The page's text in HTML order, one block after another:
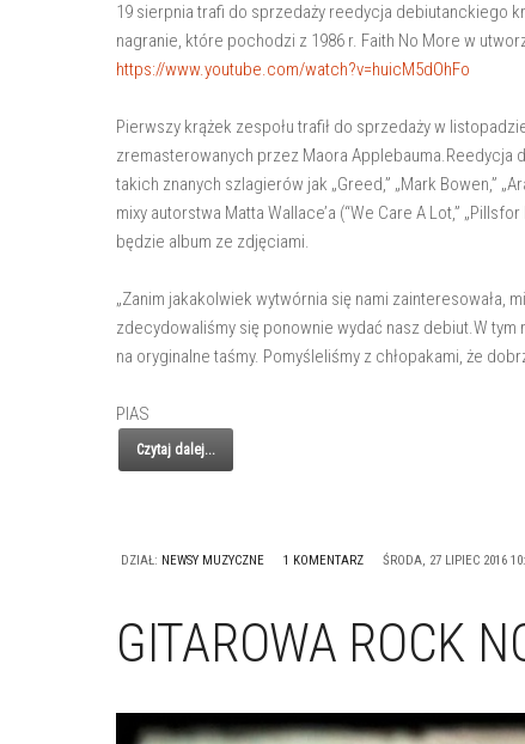
19 sierpnia trafi do sprzedaży reedycja debiutanckiego
nagranie, które pochodzi z 1986 r. Faith No More w
https://www.youtube.com/watch?v=huicM5dOhFo
Pierwszy krążek zespołu trafił do sprzedaży w
zremasterowanych przez Maora
takich znanych szlagierów jak „Greed,” „Mark Bowen,”
mixy autorstwa Matta Wallace’a (“We Care A Lot,”
będzie album ze zdjęciami.
„Zanim jakakolwiek wytwórnia się nami zainteresowała,
zdecydowaliśmy się ponownie wydać nasz debiut.W
na oryginalne taśmy. Pomyśleliśmy z chłopakami, że
PIAS
Czytaj dalej...
DZIAŁ: NEWSY MUZYCZNE 1 KOMENTARZ ŚRODA, 27 LIPIEC 2016
GITAROWA ROCK